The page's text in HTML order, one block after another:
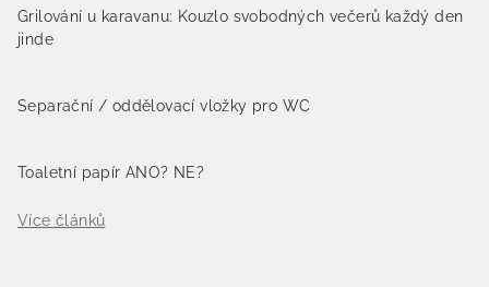
Grilování u karavanu: Kouzlo svobodných večerů každý den
jinde
Separační / oddělovací vložky pro WC
Toaletní papír ANO? NE?
Více článků